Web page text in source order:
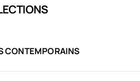
CONTEMPORAINS